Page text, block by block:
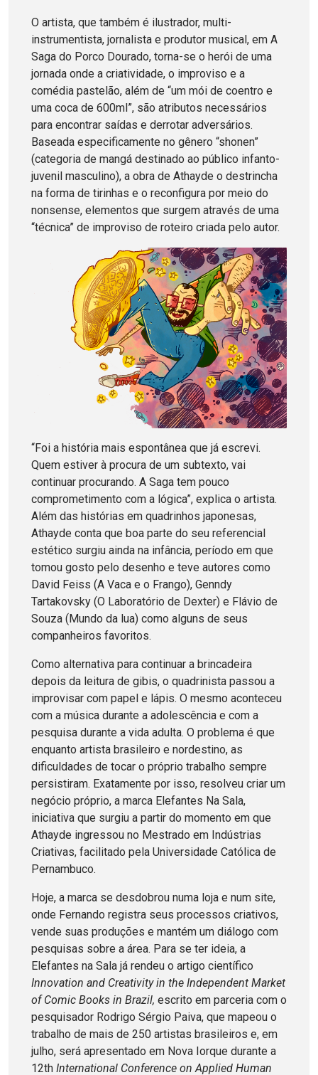
O artista, que também é ilustrador, multi-
instrumentista, jornalista e produtor musical, em A
Saga do Porco Dourado, torna-se o herói de uma
jornada onde a criatividade, o improviso e a
comédia pastelão, além de “um mói de coentro e
uma coca de 600ml”, são atributos necessários
para encontrar saídas e derrotar adversários.
Baseada especificamente no gênero “shonen”
(categoria de mangá destinado ao público infanto-
juvenil masculino), a obra de Athayde o destrincha
na forma de tirinhas e o reconfigura por meio do
nonsense, elementos que surgem através de uma
“técnica” de improviso de roteiro criada pelo autor.
“Foi a história mais espontânea que já escrevi.
Quem estiver à procura de um subtexto, vai
continuar procurando. A Saga tem pouco
comprometimento com a lógica”, explica o artista.
Além das histórias em quadrinhos japonesas,
Athayde conta que boa parte do seu referencial
estético surgiu ainda na infância, período em que
tomou gosto pelo desenho e teve autores como
David Feiss (A Vaca e o Frango), Genndy
Tartakovsky (O Laboratório de Dexter) e Flávio de
Souza (Mundo da lua) como alguns de seus
companheiros favoritos.
Como alternativa para continuar a brincadeira
depois da leitura de gibis, o quadrinista passou a
improvisar com papel e lápis. O mesmo aconteceu
com a música durante a adolescência e com a
pesquisa durante a vida adulta. O problema é que
enquanto artista brasileiro e nordestino, as
dificuldades de tocar o próprio trabalho sempre
persistiram. Exatamente por isso, resolveu criar um
negócio próprio, a marca Elefantes Na Sala,
iniciativa que surgiu a partir do momento em que
Athayde ingressou no Mestrado em Indústrias
Criativas, facilitado pela Universidade Católica de
Pernambuco.
Hoje, a marca se desdobrou numa loja e num site,
onde Fernando registra seus processos criativos,
vende suas produções e mantém um diálogo com
pesquisas sobre a área. Para se ter ideia, a
Elefantes na Sala já rendeu o artigo científico
Innovation and Creativity in the Independent Market
of Comic Books in Brazil, escrito em parceria com o
pesquisador Rodrigo Sérgio Paiva, que mapeou o
trabalho de mais de 250 artistas brasileiros e, em
julho, será apresentado em Nova Iorque durante a
12th International Conference on Applied Human